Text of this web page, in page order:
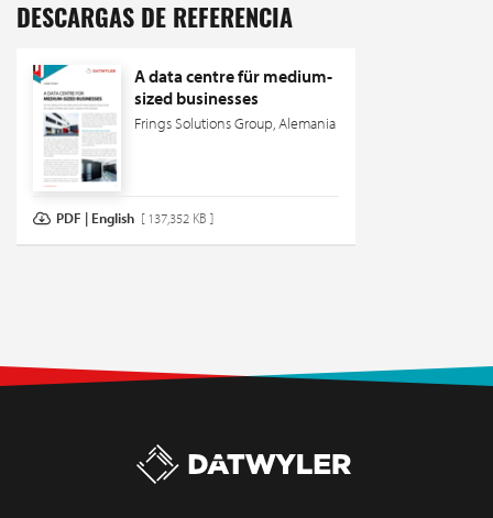
DESCARGAS DE REFERENCIA
A data centre für medium-
sized businesses
Frings Solutions Group, Alemania
PDF | English [ 137,352 KB ]